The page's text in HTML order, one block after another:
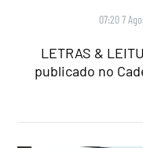
07:20 7
LETRAS &
publicado no